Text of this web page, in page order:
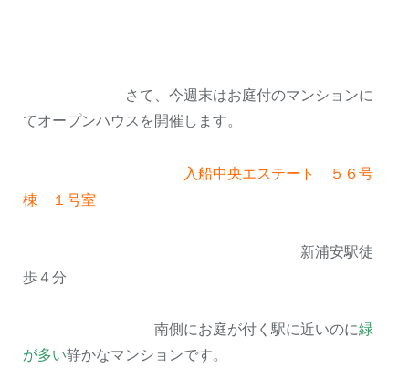
さて、今週末はお庭付のマンションに
てオープンハウスを開催します。
入船中央エステート ５６号
棟 １号室
新浦安駅徒
歩４分
南側にお庭が付く駅に近いのに緑
が多い静かなマンションです。